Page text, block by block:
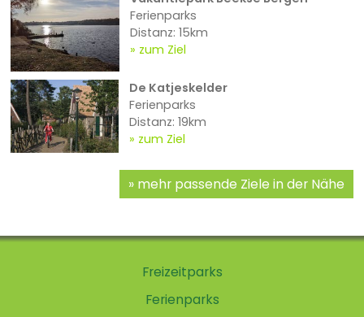
Ferienparks
Distanz: 15km
zum Ziel
De Katjeskelder
Ferienparks
Distanz: 19km
zum Ziel
mehr passende Ziele in der Nähe
Freizeitparks
Ferienparks